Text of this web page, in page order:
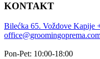
KONTAKT
Bilećka 65. Voždove Kapije
Pon-Pet: 10:00-18:00